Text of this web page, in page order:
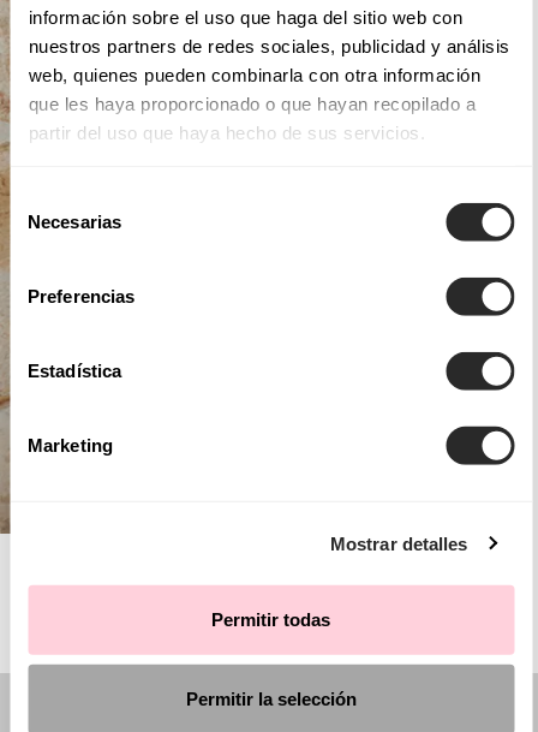
información sobre el uso que haga del sitio web con
nuestros partners de redes sociales, publicidad y análisis
web, quienes pueden combinarla con otra información
que les haya proporcionado o que hayan recopilado a
partir del uso que haya hecho de sus servicios.
Selección
Necesarias
Preferencias
Estadística
Marketing
Mostrar detalles
Permitir todas
Permitir la selección